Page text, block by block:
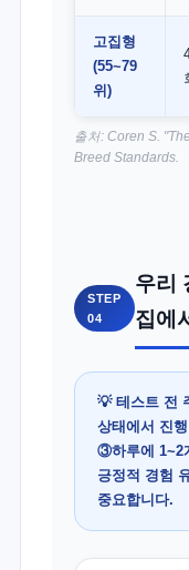
고집형
(55~79
위)
출처: Coren S.
Breed Standards.
STEP
04
우리
집에
💡 테스트 전
상태에서 진
③하루에 1~2
긍정적 경험
중요합니다.